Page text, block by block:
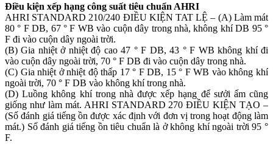
Điều kiện xếp hạng công suất tiêu chuẩn AHRI
AHRI STANDARD 210/240 ĐIỀU KIỆN TAT LỆ – (A) Làm mát
80 ° F DB, 67 ° F WB vào cuộn dây trong nhà, không khí DB 95 °
F đi vào cuộn dây ngoài trời.
(B) Gia nhiệt ở nhiệt độ cao 47 ° F DB, 43 ° F WB không khí đi
vào cuộn dây ngoài trời, 70 ° F DB đi vào cuộn dây trong nhà.
(C) Gia nhiệt ở nhiệt độ thấp 17 ° F DB, 15 ° F WB vào không khí
ngoài trời, 70 ° F DB vào không khí trong nhà.
(D) Luồng không khí trong nhà được xếp hạng để sưởi ấm cũng
giống như làm mát. AHRI STANDARD 270 ĐIỀU KIỆN TẠO –
(Số đánh giá tiếng ồn được xác định với đơn vị trong hoạt động làm
mát.) Số đánh giá tiếng ồn tiêu chuẩn là ở không khí ngoài trời 95 °
F.